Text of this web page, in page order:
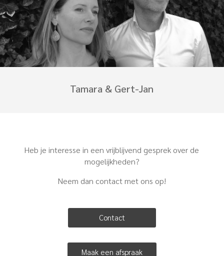
Tamara & Gert-Jan
Heb je interesse in een vrijblijvend gesprek over de
mogelijkheden?
Neem dan contact met ons op!
Contact
Maak een afspraak